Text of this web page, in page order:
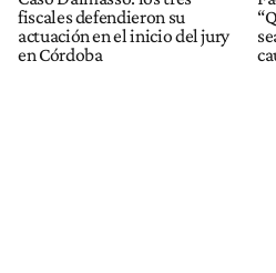
fiscales defendieron su
actuación en el inicio del jury
en Córdoba